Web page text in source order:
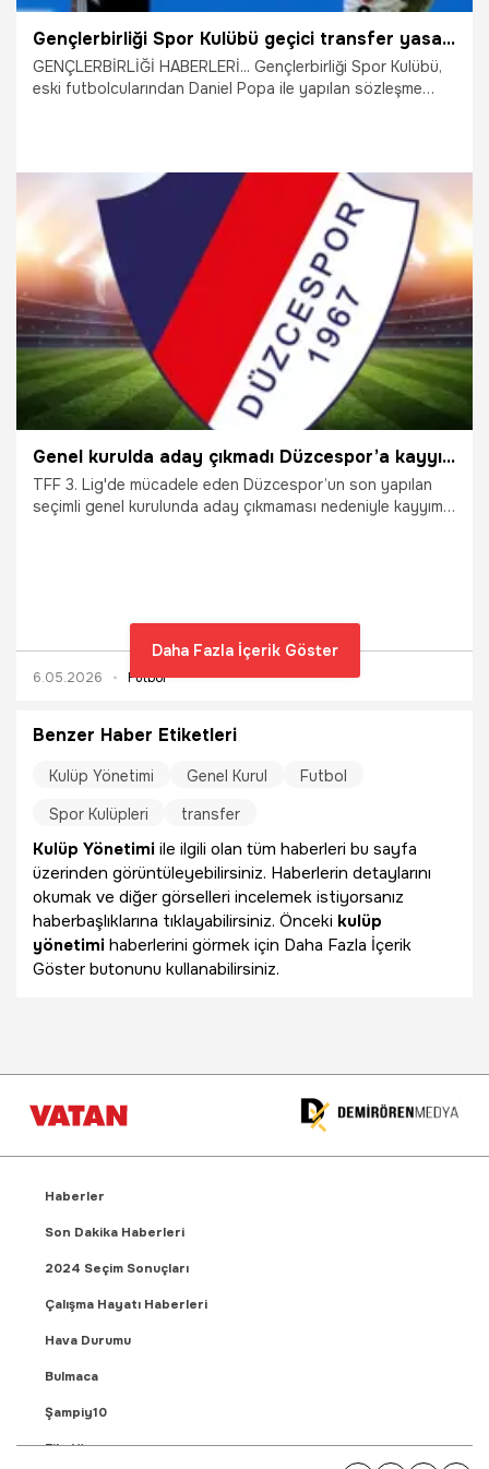
Gençlerbirliği Spor Kulübü geçici transfer yasağına ilişkin kamuoyu açıklaması
GENÇLERBİRLİĞİ HABERLERİ... Gençlerbirliği Spor Kulübü,
eski futbolcularından Daniel Popa ile yapılan sözleşme
14.05.2026
Genel kurulda aday çıkmadı Düzcespor’a kayyım atanacak
TFF 3. Lig'de mücadele eden Düzcespor’un son yapılan
seçimli genel kurulunda aday çıkmaması nedeniyle kayyım
6.05.2026 Futbol
Daha Fazla İçerik Göster
Benzer Haber Etiketleri
Kulüp Yönetimi Genel Kurul
Futbol
Spor Kulüpleri
transfer
Kulüp Yönetimi ile ilgili olan tüm haberleri bu sayfa
üzerinden görüntüleyebilirsiniz. Haberlerin detaylarını
okumak ve diğer görselleri incelemek istiyorsanız
haberbaşlıklarına tıklayabilirsiniz. Önceki kulüp
yönetimi haberlerini görmek için Daha Fazla İçerik
Göster butonunu kullanabilirsiniz.
Haberler
Son Dakika Haberleri
2024 Seçim Sonuçları
Çalışma Hayatı Haberleri
Hava Durumu
Bulmaca
Şampiy10
Fikstür